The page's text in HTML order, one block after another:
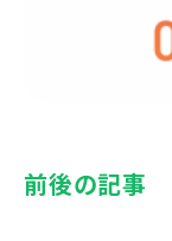
前後の記事